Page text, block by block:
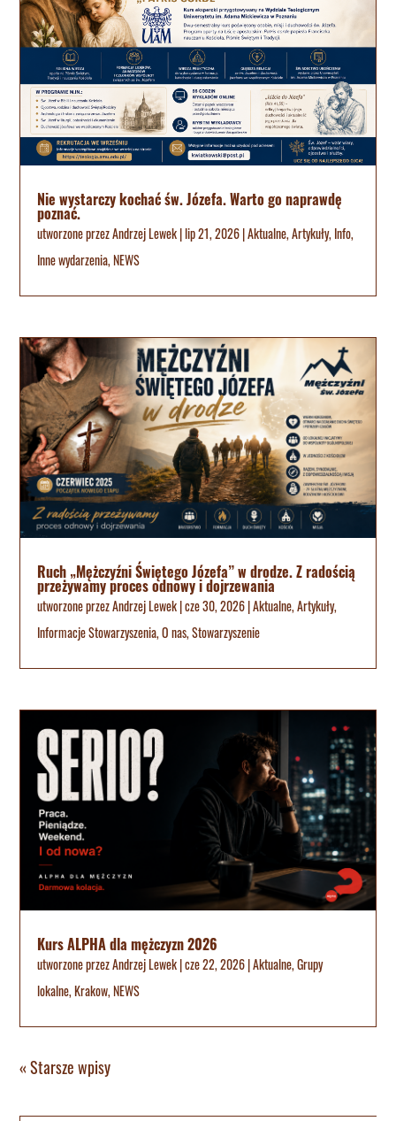
Nie wystarczy kochać św. Józefa. Warto go naprawdę
poznać.
utworzone przezAndrzej Lewek|lip 21, 2026|Aktualne,Artykuły, Info,
Inne wydarzenia,NEWS
Ruch „Mężczyźni Świętego Józefa” w drodze. Z radością
przeżywamy proces odnowy i dojrzewania
utworzone przezAndrzej Lewek|cze 30, 2026|Aktualne,Artykuły,
Informacje Stowarzyszenia,O nas,Stowarzyszenie
Kurs ALPHA dla mężczyzn 2026
utworzone przezAndrzej Lewek|cze 22, 2026|Aktualne,Grupy
lokalne,Krakow,NEWS
« Starsze wpisy